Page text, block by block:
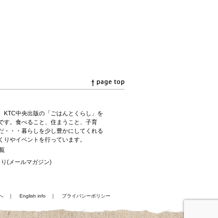
KTC中央出版の「ごはんとくらし」を
す。食べること、住まうこと、子育
・・・暮らしを少し豊かにしてくれる
りやイベントを行っています。
(メールマガジン)
｜ English info｜ プライバシーポリシー